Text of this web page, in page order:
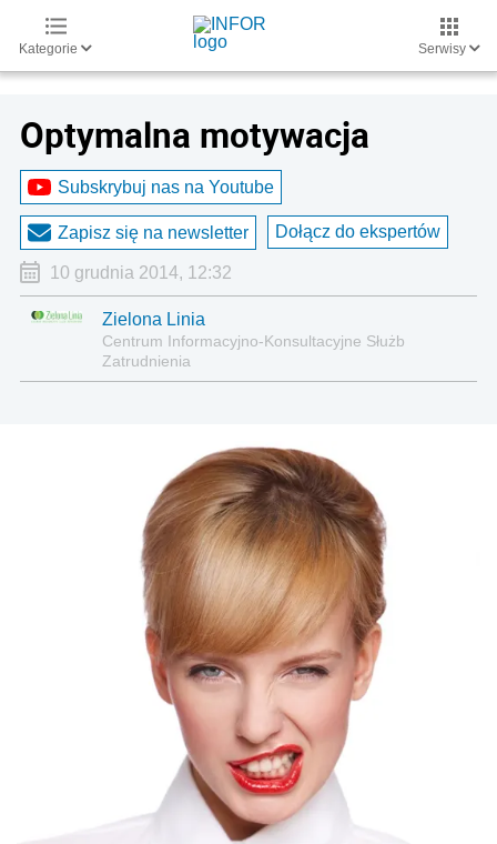
Kategorie Serwisy
Optymalna motywacja
Subskrybuj nas na Youtube
Zapisz się na newsletter Dołącz do ekspertów
10 grudnia 2014, 12:32
Zielona Linia
Centrum Informacyjno-Konsultacyjne Służb
Zatrudnienia